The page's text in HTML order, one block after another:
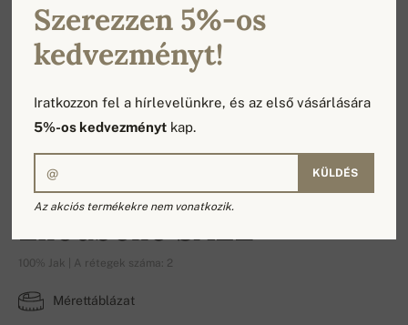
-16%
Liloubelle SALE
100% Jak | A rétegek száma: 2
Mérettáblázat
Szerezzen 5%-os
kedvezményt!
Iratkozzon fel a hírlevelünkre, és az első vásárlására
5%-os kedvezményt kap.
KÜLDÉS
Az akciós termékekre nem vonatkozik.